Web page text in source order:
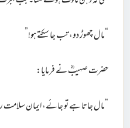
“مال چھوڑ دو، تب جا سکتے ہو!”
حضرت صہیبؓ نے فرمایا:
“مال جاتا ہے تو جائے، ایمان